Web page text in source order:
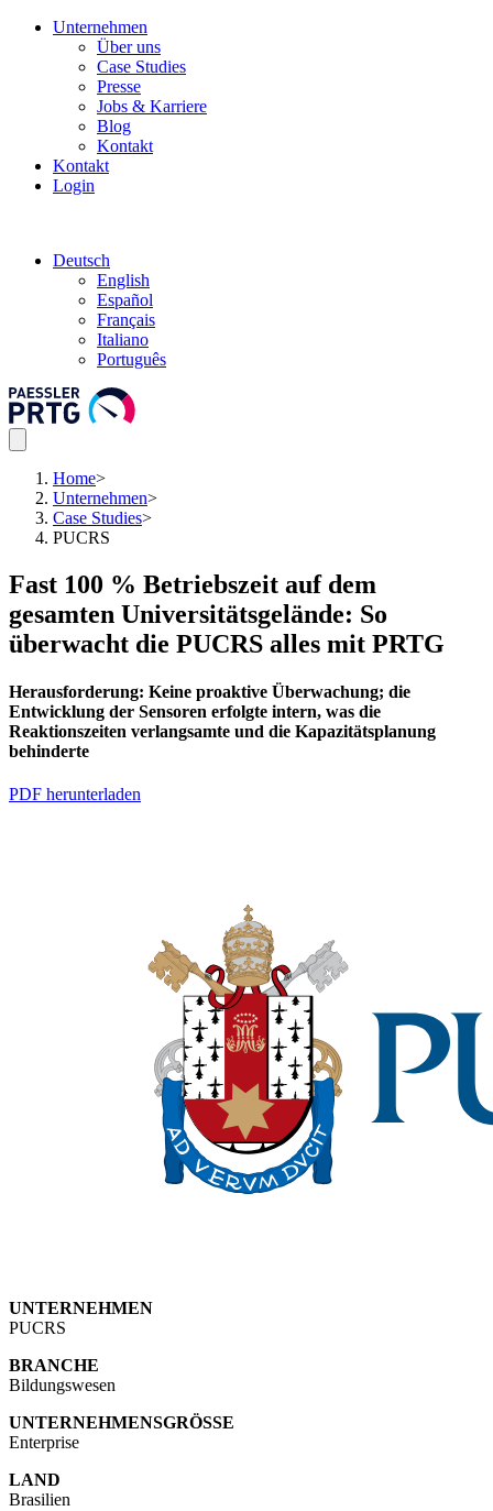
Unternehmen
Über uns
Case Studies
Presse
Jobs & Karriere
Blog
Kontakt
Kontakt
Login
Deutsch
English
Español
Français
Italiano
Português
Home>
Unternehmen>
Case Studies>
PUCRS
Fast 100 % Betriebszeit auf dem
gesamten Universitätsgelände: So
überwacht die PUCRS alles mit PRTG
Herausforderung: Keine proaktive Überwachung; die
Entwicklung der Sensoren erfolgte intern, was die
Reaktionszeiten verlangsamte und die Kapazitätsplanung
behinderte
PDF herunterladen
UNTERNEHMEN
PUCRS
BRANCHE
Bildungswesen
UNTERNEHMENSGRÖSSE
Enterprise
LAND
Brasilien